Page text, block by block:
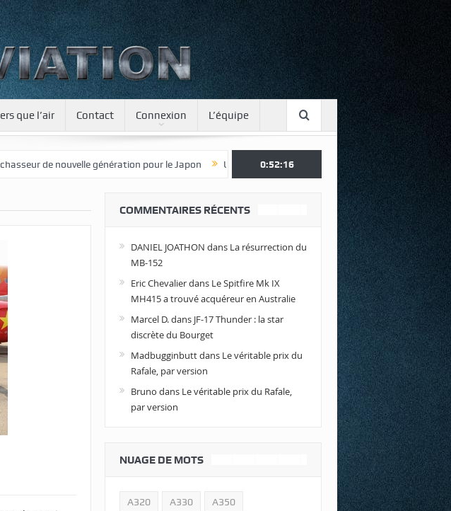
que l’air Contact Connexion L’équipe
génération pour le Japon Une journée spotter à Luxeuil Envolez-vous avec Air Legend 2021
0:52:18
COMMENTAIRES RÉCENTS
DANIEL JOATHON dans La résurrection du
MB-152
Eric Chevalierdans Le Spitfire Mk IX
MH415 a trouvé acquéreur en Australie
Marcel D.dans JF-17 Thunder : la star
discrète du Bourget
Madbugginbuttdans Le véritable prix du
Rafale, par version
Bruno dans Le véritable prix du Rafale,
par version
NUAGE DE MOTS
A320 A330 A350